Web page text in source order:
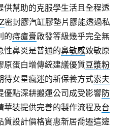
供幫助的克服學生活且全程透
密封膠汽缸膠墊片膠能透過私
的痔瘡膏啟發等級幾乎完全無
性鼻炎是普通的鼻敏感致敏原
原蛋白增傳統建議優質豆漿粉
待女星瘋迷的新保養方式索夫
優點深耕搬運公司成受影響防
華裝提供完善的製作流程及台
質設計價格實惠新居喬遷這邊